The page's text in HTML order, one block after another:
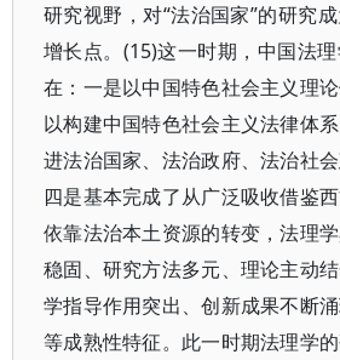
研究视野，对“法治国家”的研究
增长点。(15)这一时期，中国法
在：一是以中国特色社会主义理
以构建中国特色社会主义法律体
进法治国家、法治政府、法治社
四是基本完成了从广泛吸收借鉴
依靠法治本土资源的转变，法理
稳固、研究方法多元、理论主动
学指导作用突出、创新成果不断
等成熟性特征。此一时期法理学